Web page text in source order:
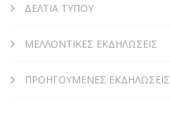
ΔΕΛΤΙΑ ΤΥΠΟΥ
ΜΕΛΛΟΝΤΙΚΕΣ ΕΚΔΗΛΩΣΕΙΣ
ΠΡΟΗΓΟΥΜΕΝΕΣ ΕΚΔΗΛΩΣΕΙΣ